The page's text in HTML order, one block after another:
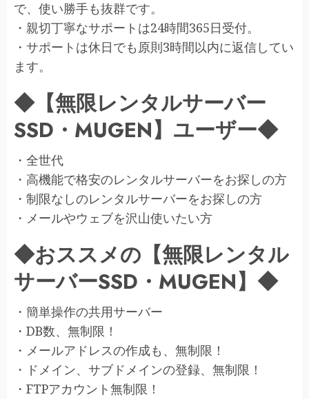
で、使い勝手も抜群です。
・親切丁寧なサポートは24時間365日受付。
・サポートは休日でも原則3時間以内に返信してい
ます。
◆【無限レンタルサーバー
SSD・MUGEN】ユーザー◆
・全世代
・高機能で格安のレンタルサーバーをお探しの方
・制限なしのレンタルサーバーをお探しの方
・メールやウェブを沢山使いたい方
◆おススメの【無限レンタル
サーバーSSD・MUGEN】◆
・簡単操作の共用サーバー
・DB数、無制限！
・メールアドレスの作成も、無制限！
・ドメイン、サブドメインの登録、無制限！
・FTPアカウント無制限！